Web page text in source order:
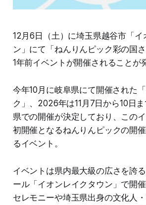
12月6日（土）に埼玉県越谷市「イ
ン」にて「ねんりんピック彩の国
1年前イベントが開催されることが
今年10月に岐阜県にて開催された
ク」、2026年は11月7日から10日
県での開催が決定しており、この
初開催となるねんりんピックの開
るイベント。
イベントは県内最大級の広さを誇
ール「イオンレイクタウン」で開
セレモニーや埼玉県出身の文化人